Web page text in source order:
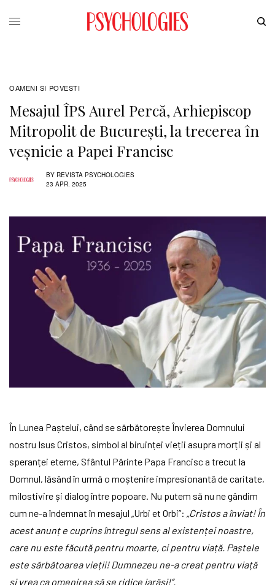
OAMENI SI POVESTI
Mesajul ÎPS Aurel Percă, Arhiepiscop
Mitropolit de București, la trecerea în
veșnicie a Papei Francisc
BY REVISTA PSYCHOLOGIES
23 APR. 2025
În Lunea Paștelui, când se sărbătorește Învierea Domnului
nostru Isus Cristos, simbol al biruinței vieții asupra morții și al
speranței eterne, Sfântul Părinte Papa Francisc a trecut la
Domnul, lăsând în urmă o moștenire impresionantă de caritate,
milostivire și dialog între popoare. Nu putem să nu ne gândim
cum ne-a îndemnat în mesajul „Urbi et Orbi”: „Cristos a înviat! În
acest anunț e cuprins întregul sens al existenței noastre,
care nu este făcută pentru moarte, ci pentru viață. Paștele
este sărbătoarea vieții! Dumnezeu ne-a creat pentru viață
și vrea ca omenirea să se ridice iarăși!”.